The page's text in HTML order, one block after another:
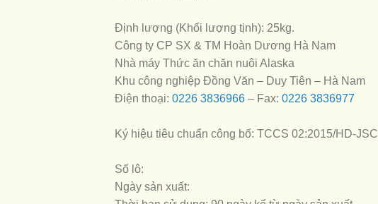
Định lượng (Khối lượng tịnh): 25kg.
Công ty CP SX & TM Hoàn Dương Hà Nam
Nhà máy Thức ăn chăn nuôi Alaska
Khu công nghiệp Đồng Văn – Duy Tiên – Hà Nam
Điện thoại: 0226 3836966 – Fax: 0226 3836977
Ký hiệu tiêu chuẩn công bố: TCCS 02:2015/HD-JSC
Số lô:
Ngày sản xuất: